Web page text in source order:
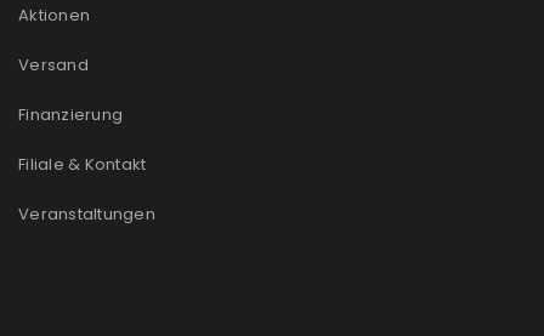
Aktionen
Versand
Finanzierung
Filiale & Kontakt
Veranstaltungen